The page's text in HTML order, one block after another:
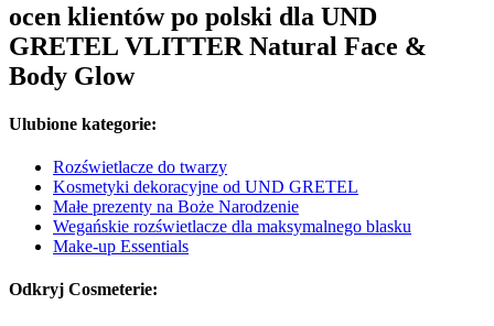
ocen klientów po polski dla UND
GRETEL VLITTER Natural Face &
Body Glow
Ulubione kategorie:
Rozświetlacze do twarzy
Kosmetyki dekoracyjne od UND GRETEL
Małe prezenty na Boże Narodzenie
Wegańskie rozświetlacze dla maksymalnego blasku
Make-up Essentials
Odkryj Cosmeterie: